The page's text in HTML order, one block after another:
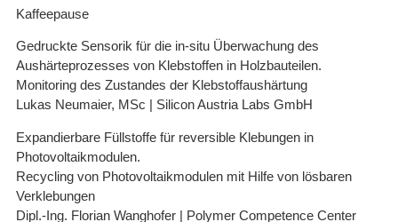
Kaffeepause
Gedruckte Sensorik für die in-situ Überwachung des
Aushärteprozesses von Klebstoffen in Holzbauteilen.
Monitoring des Zustandes der Klebstoffaushärtung
Lukas Neumaier, MSc | Silicon Austria Labs GmbH
Expandierbare Füllstoffe für reversible Klebungen in
Photovoltaikmodulen.
Recycling von Photovoltaikmodulen mit Hilfe von lösbaren
Verklebungen
Dipl.-Ing. Florian Wanghofer | Polymer Competence Center